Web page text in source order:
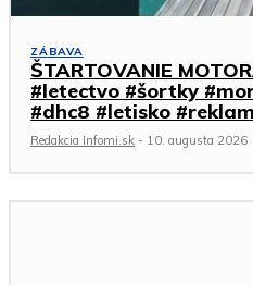
ZÁBAVA
ŠTARTOVANIE
#letectvo #šortky
#dhc8 #letisko
Redakcia Infomi.sk - 10. augusta 2026